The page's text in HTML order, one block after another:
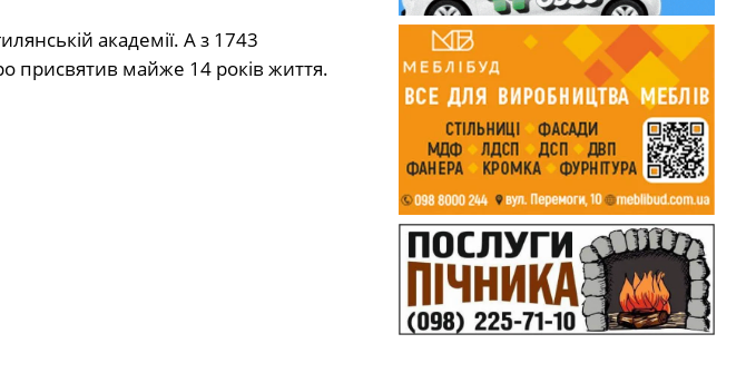
академії. А з 1743
присвятив майже 14 років життя.